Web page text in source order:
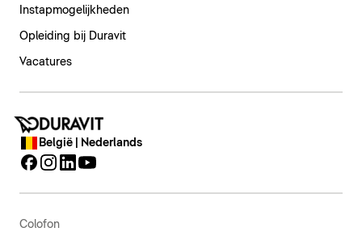
Instapmogelijkheden
Opleiding bij Duravit
Vacatures
België | Nederlands
Colofon